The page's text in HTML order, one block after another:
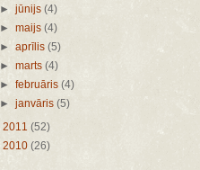
►jūnijs(4)
►maijs(4)
►aprīlis(5)
►marts(4)
►februāris(4)
►janvāris(5)
2011 (52)
2010 (26)